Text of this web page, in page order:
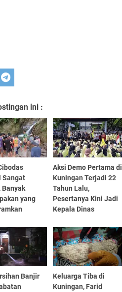
ini :
Sangat
Banyak
yang
Aksi Demo Pertama di
Kuningan Terjadi 22
Tahun Lalu,
Pesertanya Kini Jadi
Kepala Dinas
Banjir
Keluarga Tiba di
Kuningan, Farid